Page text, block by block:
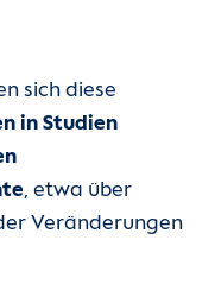
sich diese
in Studien
, etwa über
Veränderungen